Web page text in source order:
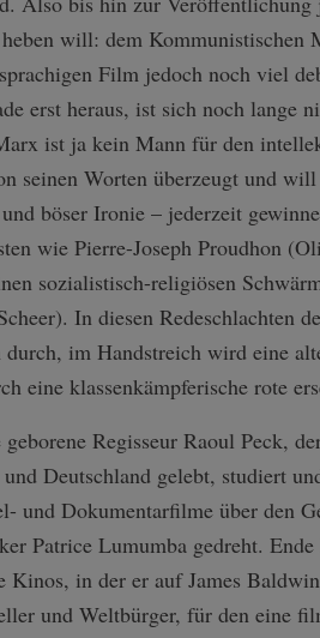
will: dem Kommunistischen
Film jedoch noch viel
erst heraus, ist sich noch lange
ist ja kein Mann für den
seinen Worten überzeugt und
böser Ironie – jederzeit
wie Pierre-Joseph Proudhon
sozialistisch-religiösen
In diesen Redeschlachten
im Handstreich wird eine
eine klassenkämpferische rote
Regisseur Raoul Peck,
Deutschland gelebt, studiert
und Dokumentarfilme über den
Patrice Lumumba gedreht.
Kinos, in der er auf James
und Weltbürger, für den eine